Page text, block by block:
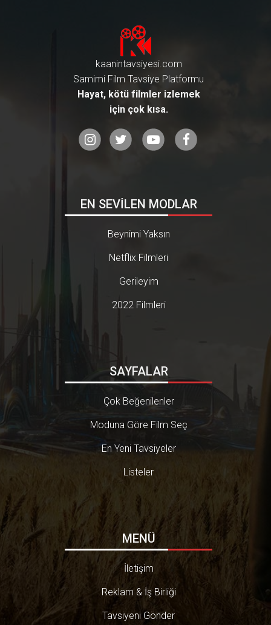
kaanintavsiyesi.com
Samimi Film Tavsiye Platformu
Hayat, kötü filmler izlemek
için çok kısa.
EN SEVİLEN MODLAR
Beynimi Yaksın
Netflix Filmleri
Gerileyim
2022 Filmleri
SAYFALAR
Çok Beğenilenler
Moduna Göre Film Seç
En Yeni Tavsiyeler
Listeler
MENÜ
İletişim
Reklam & İş Birliği
Tavsiyeni Gönder